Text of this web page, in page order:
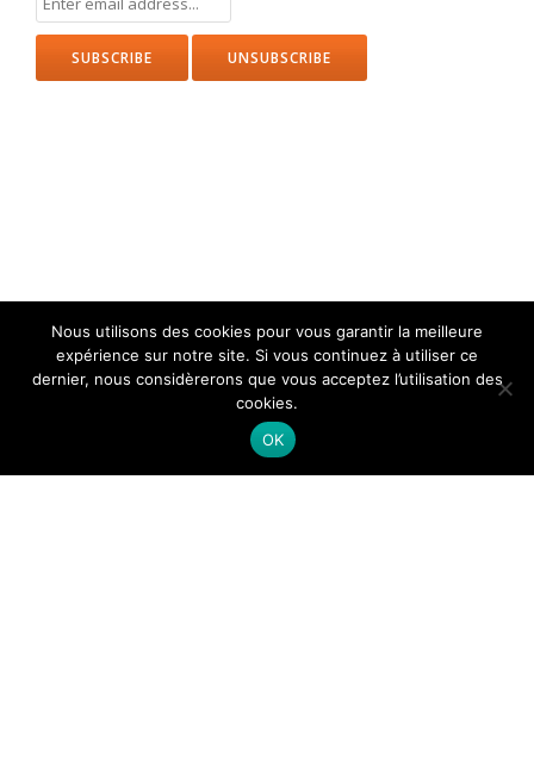
Nous utilisons des cookies pour vous garantir la meilleure
expérience sur notre site. Si vous continuez à utiliser ce
dernier, nous considèrerons que vous acceptez l’utilisation des
cookies.
OK